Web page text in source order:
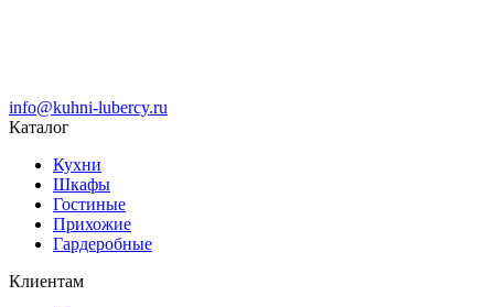
info@kuhni-lubercy.ru
Каталог
Кухни
Шкафы
Гостиные
Прихожие
Гардеробные
Клиентам